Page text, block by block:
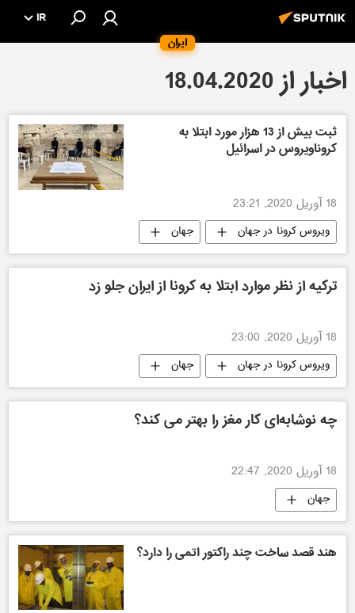
ایران
IR
اخبار از 18.04.2020
ثبت بیش از 13 هزار مورد ابتلا به
کروناویروس در اسرائیل
18 آوریل 2020, 23:21
ویروس کرونا در جهان جهان
ترکیه از نظر موارد ابتلا به کرونا از ایران جلو زد
18 آوریل 2020, 23:00
ویروس کرونا در جهان جهان
چه نوشابه‌ای کار مغز را بهتر می کند؟
18 آوریل 2020, 22:47
جهان
هند قصد ساخت چند راکتور اتمی را دارد؟